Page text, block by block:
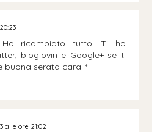
ricambiato tutto! Ti ho
bloglovin e Google+ se ti
buona serata cara!:*
alle ore 21:02